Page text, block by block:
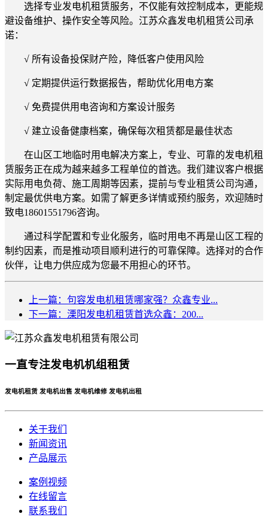
选择专业发电机租赁服务，不仅能有效控制成本，更能规
避设备维护、操作安全等风险。江苏众鑫发电机租赁公司承
诺：
√ 所有设备投保财产险，降低客户使用风险
√ 定期提供运行数据报告，帮助优化用电方案
√ 免费提供用电咨询和方案设计服务
√ 建立设备健康档案，确保每次租赁都是最佳状态
在山区工地临时用电解决方案上，专业、可靠的发电机租
赁服务正在成为越来越多工程单位的首选。我们建议客户根据
实际用电负荷、施工周期等因素，提前与专业租赁公司沟通，
制定最优供电方案。如需了解更多详情或预约服务，欢迎随时
致电18601551796咨询。
通过科学配置和专业化服务，临时用电不再是山区工程的
制约因素，而是推动项目顺利进行的可靠保障。选择对的合作
伙伴，让电力供应成为您最不用担心的环节。
上一篇：句容发电机租赁哪家强？众鑫专业...
下一篇：溧阳发电机租赁首选众鑫：200...
一直专注发电机机组租赁
发电机租赁 发电机出售 发电机维修 发电机出租
关于我们
新闻资讯
产品展示
案例视频
在线留言
联系我们